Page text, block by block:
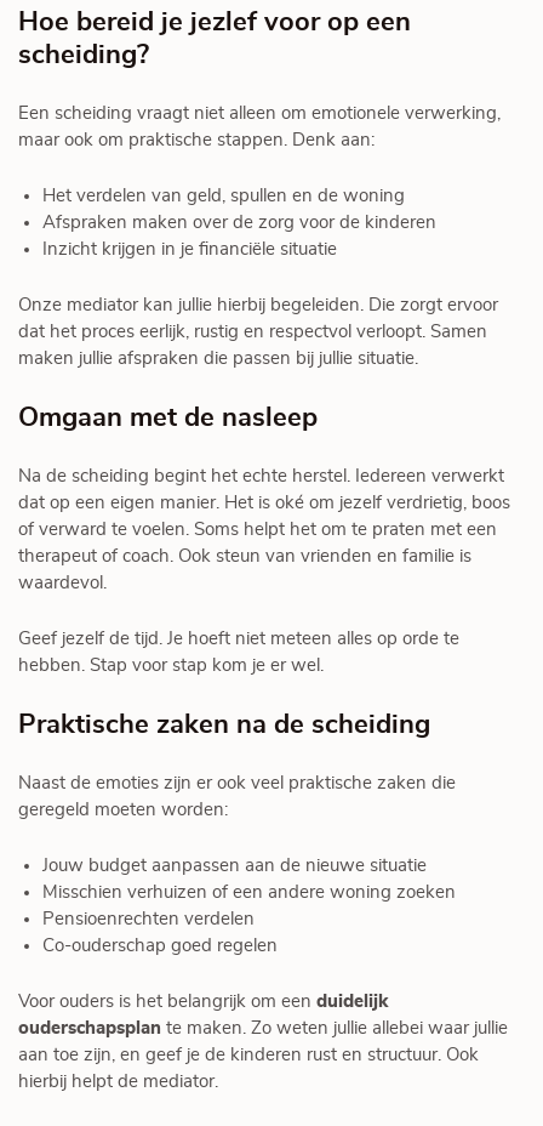
Hoe bereid je jezlef voor op een
scheiding?
Een scheiding vraagt niet alleen om emotionele verwerking,
maar ook om praktische stappen. Denk aan:
Het verdelen van geld, spullen en de woning
Afspraken maken over de zorg voor de kinderen
Inzicht krijgen in je financiële situatie
Onze mediator kan jullie hierbij begeleiden. Die zorgt ervoor
dat het proces eerlijk, rustig en respectvol verloopt. Samen
maken jullie afspraken die passen bij jullie situatie.
Omgaan met de nasleep
Na de scheiding begint het echte herstel. Iedereen verwerkt
dat op een eigen manier. Het is oké om jezelf verdrietig, boos
of verward te voelen. Soms helpt het om te praten met een
therapeut of coach. Ook steun van vrienden en familie is
waardevol.
Geef jezelf de tijd. Je hoeft niet meteen alles op orde te
hebben. Stap voor stap kom je er wel.
Praktische zaken na de scheiding
Naast de emoties zijn er ook veel praktische zaken die
geregeld moeten worden:
Jouw budget aanpassen aan de nieuwe situatie
Misschien verhuizen of een andere woning zoeken
Pensioenrechten verdelen
Co-ouderschap goed regelen
Voor ouders is het belangrijk om een duidelijk
ouderschapsplan te maken. Zo weten jullie allebei waar jullie
aan toe zijn, en geef je de kinderen rust en structuur. Ook
hierbij helpt de mediator.